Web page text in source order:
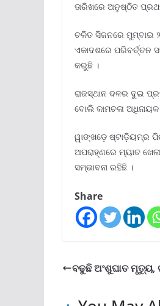
ତାରିଖରେ ଅନୁଷ୍ଠିତ
ଚଳିତ ସିଜନରେ ମୁମ୍ବାଇ
ଏକାଦଶରେ ପରିବର୍ତ୍ତନ
କରୁଛି ।
ରାଜସ୍ଥାନ ଦଳର ଦୁଇ
ବୋଲି କାମଚଳା
ୱାଙ୍ଖଡ଼େ ଷ୍ଟାଡ଼ିୟମ୍‌ର
ଅପରାହ୍ଣରେ ମ୍ୟାଚ
ସମ୍ଭାବନା ରହିଛି ।
Share
ବଢୁଛି ଅଂଶୁଘାତ ମୃତ୍ୟୁ,